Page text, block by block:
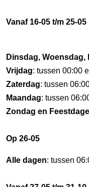
Vanaf 16-05 t/m 25-05
Dinsdag, Woensdag,
Vrijdag: tussen 00:00
Zaterdag: tussen
Maandag: tussen
Zondag en
Op 26-05
Alle dagen: tussen